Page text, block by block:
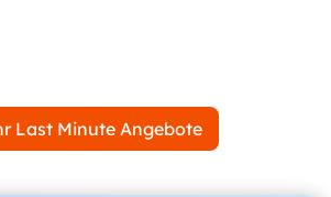
Last Minute Angebote